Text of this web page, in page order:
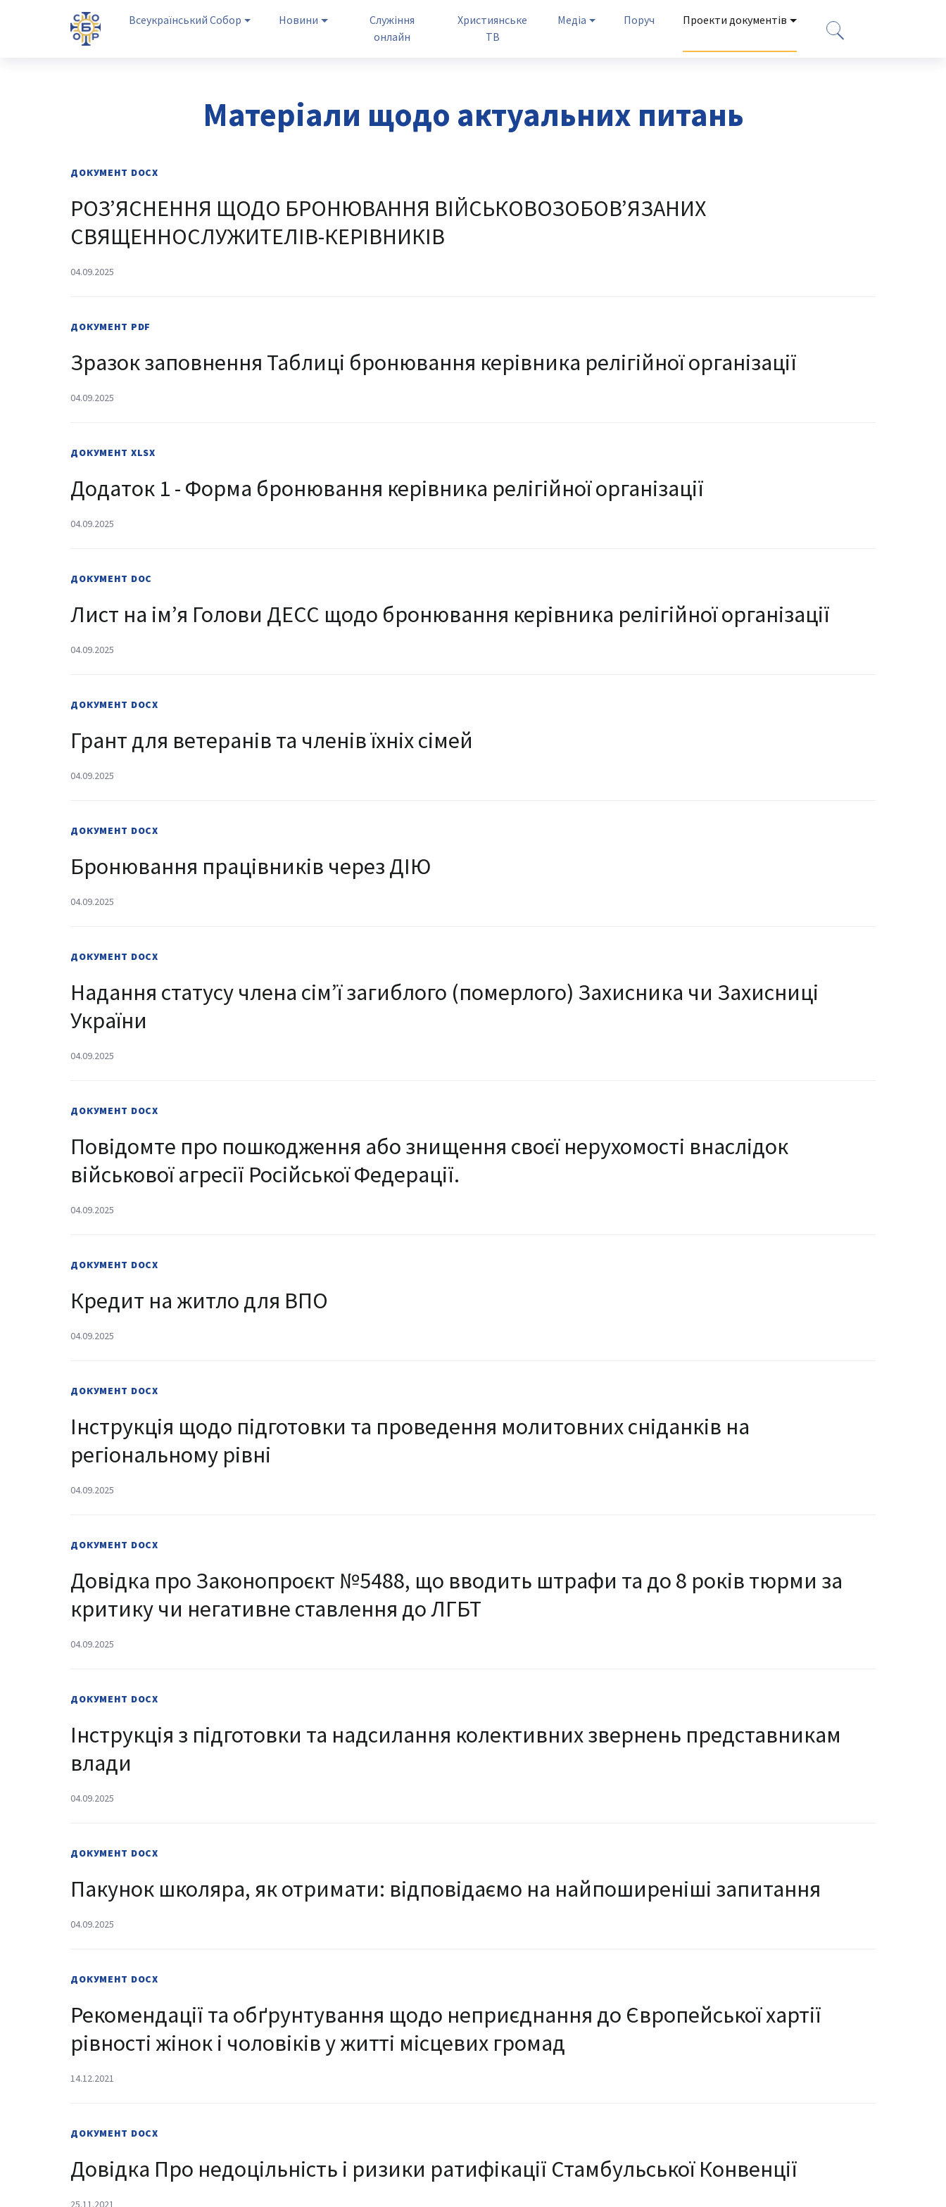
Всеукраїнський Собор Новини
Служіння
онлайн
Християнське
ТВ
Медіа Поруч Проекти документів
Матеріали щодо актуальних питань
ДОКУМЕНТ DOCX
РОЗ’ЯСНЕННЯ ЩОДО БРОНЮВАННЯ ВІЙСЬКОВОЗОБОВ’ЯЗАНИХ
СВЯЩЕННОСЛУЖИТЕЛІВ-КЕРІВНИКІВ
04.09.2025
ДОКУМЕНТ PDF
Зразок заповнення Таблиці бронювання керівника релігійної організації
04.09.2025
ДОКУМЕНТ XLSX
Додаток 1 - Форма бронювання керівника релігійної організації
04.09.2025
ДОКУМЕНТ DOC
Лист на імʼя Голови ДЕСС щодо бронювання керівника релігійної організації
04.09.2025
ДОКУМЕНТ DOCX
Грант для ветеранів та членів їхніх сімей
04.09.2025
ДОКУМЕНТ DOCX
Бронювання працівників через ДІЮ
04.09.2025
ДОКУМЕНТ DOCX
Надання статусу члена сім’ї загиблого (померлого) Захисника чи Захисниці
України
04.09.2025
ДОКУМЕНТ DOCX
Повідомте про пошкодження або знищення своєї нерухомості внаслідок
військової агресії Російської Федерації.
04.09.2025
ДОКУМЕНТ DOCX
Кредит на житло для ВПО
04.09.2025
ДОКУМЕНТ DOCX
Інструкція щодо підготовки та проведення молитовних сніданків на
регіональному рівні
04.09.2025
ДОКУМЕНТ DOCX
Довідка про Законопроєкт №5488, що вводить штрафи та до 8 років тюрми за
критику чи негативне ставлення до ЛГБТ
04.09.2025
ДОКУМЕНТ DOCX
Інструкція з підготовки та надсилання колективних звернень представникам
влади
04.09.2025
ДОКУМЕНТ DOCX
Пакунок школяра, як отримати: відповідаємо на найпоширеніші запитання
04.09.2025
ДОКУМЕНТ DOCX
Рекомендації та обґрунтування щодо неприєднання до Європейської хартії
рівності жінок і чоловіків у житті місцевих громад
14.12.2021
ДОКУМЕНТ DOCX
Довідка Про недоцільність і ризики ратифікації Стамбульської Конвенції
25.11.2021